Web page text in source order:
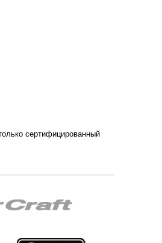
сертифицированный